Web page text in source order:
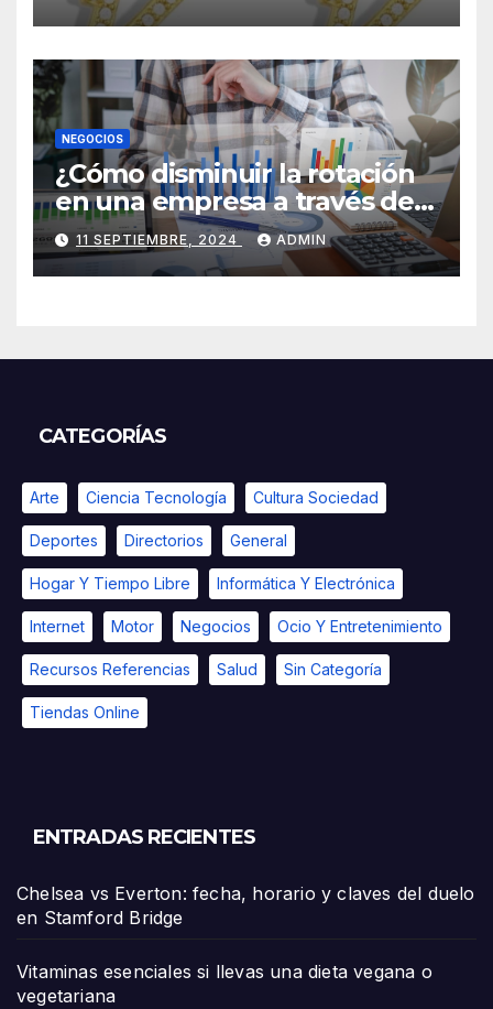
NEGOCIOS
¿Cómo disminuir la rotación
en una empresa a través de
HR Analytics?
11 SEPTIEMBRE, 2024 ADMIN
CATEGORÍAS
Arte Ciencia Tecnología Cultura Sociedad
Deportes Directorios General
Hogar Y Tiempo Libre Informática Y Electrónica
Internet Motor Negocios Ocio Y Entretenimiento
Recursos Referencias Salud Sin Categoría
Tiendas Online
ENTRADAS RECIENTES
Chelsea vs Everton: fecha, horario y claves del duelo
en Stamford Bridge
Vitaminas esenciales si llevas una dieta vegana o
vegetariana